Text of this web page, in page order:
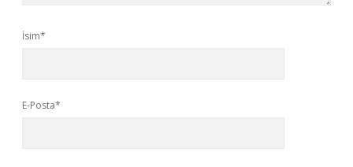
İsim*
E-Posta*